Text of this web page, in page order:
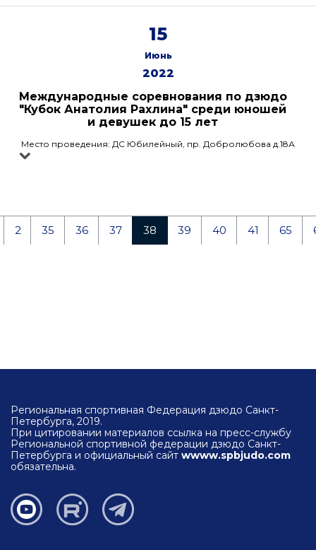
15
Июнь
2022
Международные соревнования по дзюдо
"Кубок Анатолия Рахлина" среди юношей
и девушек до 15 лет
Место проведения: ДС Юбилейный, пр. Добролюбова д.18А
2 35 36 37 38 39 40 41 65
Региональная спортивная Федерация дзюдо Санкт-
Петербурга, 2019.
При цитировании материалов ссылка на пресс-службу
Региональной спортивной федерации дзюдо Санкт-
Петербурга и официальный сайт wwww.spbjudo.com
обязательна.